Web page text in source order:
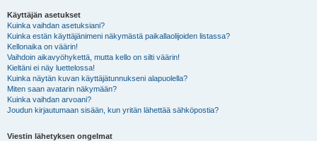
Käyttäjän asetukset
Kuinka vaihdan asetuksiani?
Kuinka estän käyttäjänimeni näkymästä paikallaolijoiden listassa?
Kellonaika on väärin!
Vaihdoin aikavyöhykettä, mutta kello on silti väärin!
Kieltäni ei näy luettelossa!
Kuinka näytän kuvan käyttäjätunnukseni alapuolella?
Miten saan avatarin näkymään?
Kuinka vaihdan arvoani?
Joudun kirjautumaan sisään, kun yritän lähettää sähköpostia?
Viestin lähetyksen ongelmat